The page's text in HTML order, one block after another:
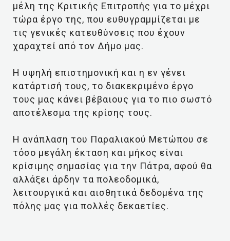
μέλη της Κριτικής Επιτροπής για το μέχρι
τώρα έργο της, που ευθυγραμμίζεται με
τις γενικές κατευθύνσεις που έχουν
χαραχτεί από τον Δήμο μας.
Η υψηλή επιστημονική και η εν γένει
κατάρτισή τους, το διακεκριμένο έργο
τους μας κάνει βέβαιους για το πιο σωστό
αποτέλεσμα της κρίσης τους.
Η ανάπλαση του Παραλιακού Μετώπου σε
τόσο μεγάλη έκταση και μήκος είναι
κρίσιμης σημασίας για την Πάτρα, αφού θα
αλλάξει άρδην τα πολεοδομικά,
λειτουργικά και αισθητικά δεδομένα της
πόλης μας για πολλές δεκαετίες.